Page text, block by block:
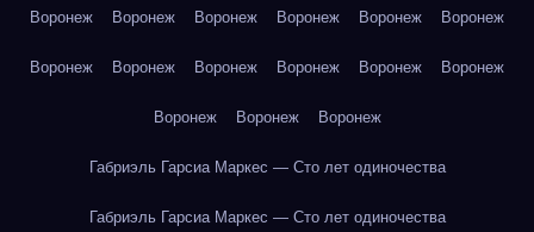
Воронеж Воронеж Воронеж Воронеж Воронеж Воронеж
Воронеж Воронеж Воронеж Воронеж Воронеж Воронеж
Воронеж Воронеж Воронеж
Габриэль Гарсиа Маркес — Сто лет одиночества
Габриэль Гарсиа Маркес — Сто лет одиночества